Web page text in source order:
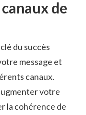
de
⁤du ‌succès
message et
canaux.
votre⁢
la cohérence de